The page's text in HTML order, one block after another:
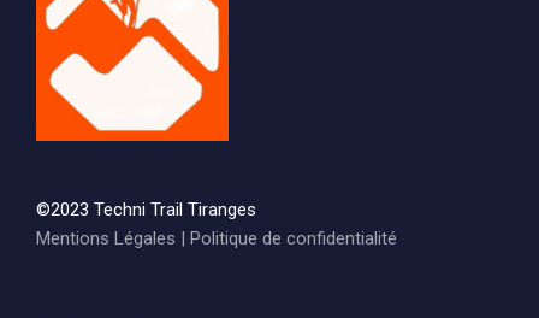
©2023 Techni Trail Tiranges
Mentions Légales | Politique de confidentialité